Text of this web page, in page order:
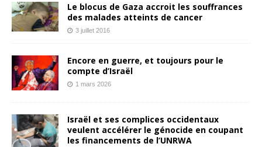
Le blocus de Gaza accroit les souffrances
des malades atteints de cancer
3 juillet 2016
Encore en guerre, et toujours pour le
compte d’Israël
1 mars 2026
Israël et ses complices occidentaux
veulent accélérer le génocide en coupant
les financements de l’UNRWA